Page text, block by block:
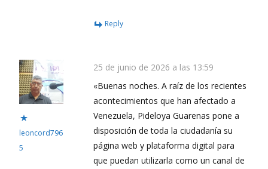
Reply
leoncord796
5
25 de junio de 2026 a las 13:59
«Buenas noches. A raíz de los recientes
acontecimientos que han afectado a
Venezuela, Pideloya Guarenas pone a
disposición de toda la ciudadanía su
página web y plataforma digital para
que puedan utilizarla como un canal de